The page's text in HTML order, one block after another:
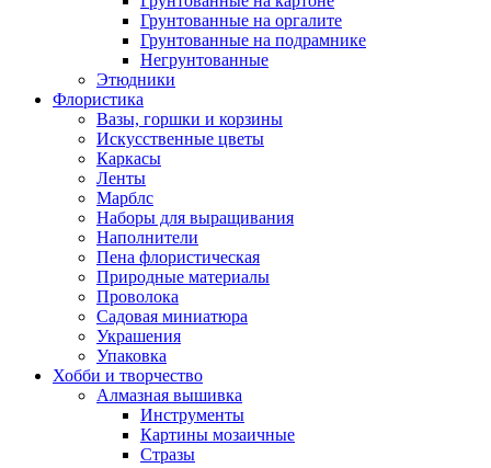
Грунтованные на оргалите
Грунтованные на подрамнике
Негрунтованные
Этюдники
Флористика
Вазы, горшки и корзины
Искусственные цветы
Каркасы
Ленты
Марблс
Наборы для выращивания
Наполнители
Пена флористическая
Природные материалы
Проволока
Садовая миниатюра
Украшения
Упаковка
Хобби и творчество
Алмазная вышивка
Инструменты
Картины мозаичные
Стразы